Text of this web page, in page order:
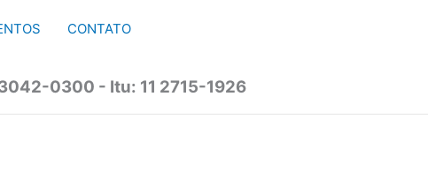
CONTATO
0300 - Itu: 11 2715-1926